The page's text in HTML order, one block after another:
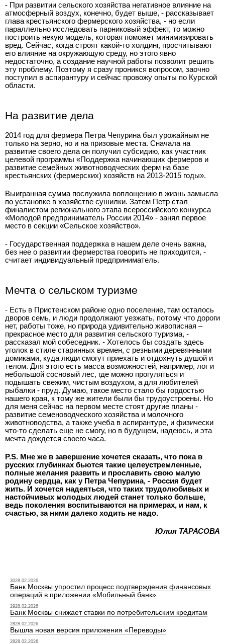
- При развитии сельского хозяйства негативное влияние на
атмосферный воздух, конечно, будет выше, - рассказывает
глава крестьянского фермерского хозяйства, - но если
параллельно исследовать парниковый эффект, то можно
построить некую модель, которая поможет минимизировать
вред. Сейчас, когда строят какой-то холдинг, просчитывают
его влияние на окружающую среду, но этого явно
недостаточно, а создание научной работы позволит решить
эту проблему. Поэтому я сразу проникся вопросом, заочно
поступил в аспирантуру и сейчас провожу опыты по Курской
области.
На развитие дела
2014 год для фермера Петра Чепурина был урожайным не
только на зерно, но и на призовые места. Сначала на
развитие своего дела он получил субсидию, как участник
целевой программы «Поддержка начинающих фермеров и
развитие семейных животноводческих ферм на базе
крестьянских (фермерских) хозяйств на 2013-2015 годы».
Выигранная сумма послужила воплощению в жизнь замысла
по установке в хозяйстве сушилки. Затем Петр стал
финалистом регионального этапа всероссийского конкурса
«Молодой предприниматель России 2014» - занял первое
место в секции «Сельское хозяйство».
- Государственная поддержка в нашем деле очень важна,
без нее о развитии фермерства говорить не приходится, -
считает индивидуальный предприниматель.
Мечта о сельском туризме
- Есть в Пристенском районе одно поселение, там осталось
дворов семь, и люди продолжают уезжать, потому что дороги
нет, работы тоже, но природа удивительно живописная –
прекрасное место для развития сельского туризма, -
рассказал мой собеседник. - Хотелось бы создать здесь
уголок в стиле старинных времен, с резными деревянными
домиками, куда люди смогут приехать и отдохнуть душой и
телом. Для этого есть масса возможностей, например, лог и
небольшой сосновый лес, где можно прогуляться и
подышать свежим, чистым воздухом, а для любителей
рыбалки - пруд. Думаю, такое место стало бы гордостью
нашего края, к тому же жители были бы трудоустроены. Но
для меня сейчас на первом месте стоят другие планы -
развитие семеноводческого хозяйства и молочного
животноводства, а также учеба в аспирантуре, и физически
что-то сделать еще не смогу, но в будущем, надеюсь, и эта
мечта дождется своего часа.
P.S. Мне же в завершение хочется сказать, что пока в
русских глубинках бьются такие целеустремленные,
полные желания развить и прославить свою малую
родину сердца, как у Петра Чепурина, - Россия будет
жить. И хочется надеяться, что таких трудолюбивых и
настойчивых молодых людей станет только больше,
ведь поколения воспитываются на примерах, и нам, к
счастью, за ними далеко ходить не надо.
Юлия ТАРАСОВА
3028.02.2026
Банк Москвы упростил процесс подтверждения финансовых
операций в приложении «Мобильный банк»
2928.02.2026
Банк Москвы снижает ставки по потребительским кредитам
2828.02.2026
Вышла новая версия приложения «Переводы»
2828.02.2026